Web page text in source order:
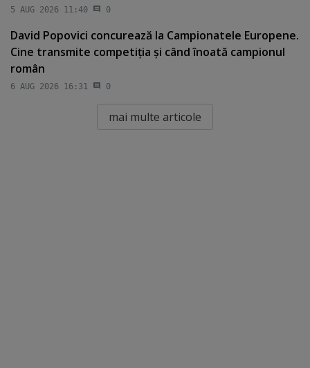
5 AUG 2026 11:40 0
David Popovici concurează la Campionatele Europene.
Cine transmite competiţia şi când înoată campionul
român
6 AUG 2026 16:31 0
mai multe articole